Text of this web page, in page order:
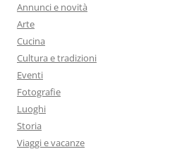
Annunci e novità
Arte
Cucina
Cultura e tradizioni
Eventi
Fotografie
Luoghi
Storia
Viaggi e vacanze